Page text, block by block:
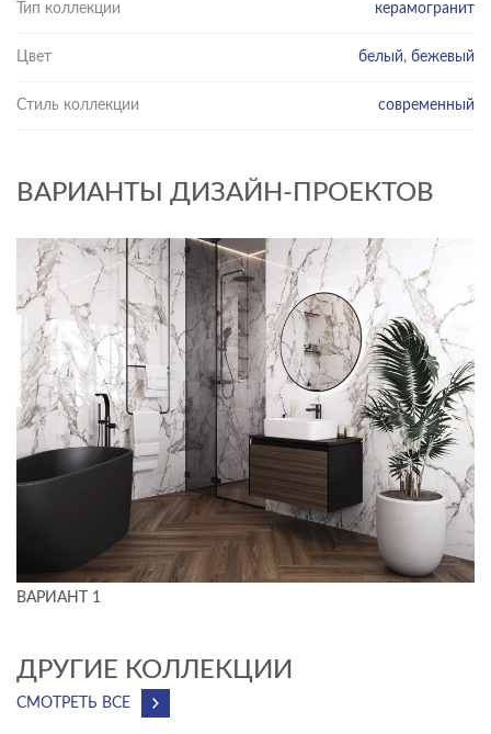
Тип коллекции керамогранит
Цвет белый, бежевый
Стиль коллекции современный
ВАРИАНТЫ ДИЗАЙН-ПРОЕКТОВ
ВАРИАНТ 1
ДРУГИЕ КОЛЛЕКЦИИ
СМОТРЕТЬ ВСЕ